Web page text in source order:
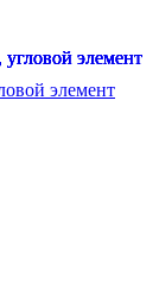
элемент